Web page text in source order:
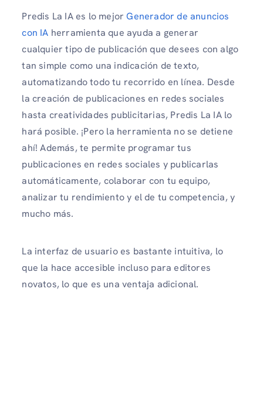
Predis La IA es lo mejorGenerador de anuncios
con IA herramienta que ayuda a generar
cualquier tipo de publicación que desees con algo
tan simple como una indicación de texto,
automatizando todo tu recorrido en línea. Desde
la creación de publicaciones en redes sociales
hasta creatividades publicitarias, Predis La IA lo
hará posible. ¡Pero la herramienta no se detiene
ahí! Además, te permite programar tus
publicaciones en redes sociales y publicarlas
automáticamente, colaborar con tu equipo,
analizar tu rendimiento y el de tu competencia, y
mucho más.
La interfaz de usuario es bastante intuitiva, lo
que la hace accesible incluso para editores
novatos, lo que es una ventaja adicional.